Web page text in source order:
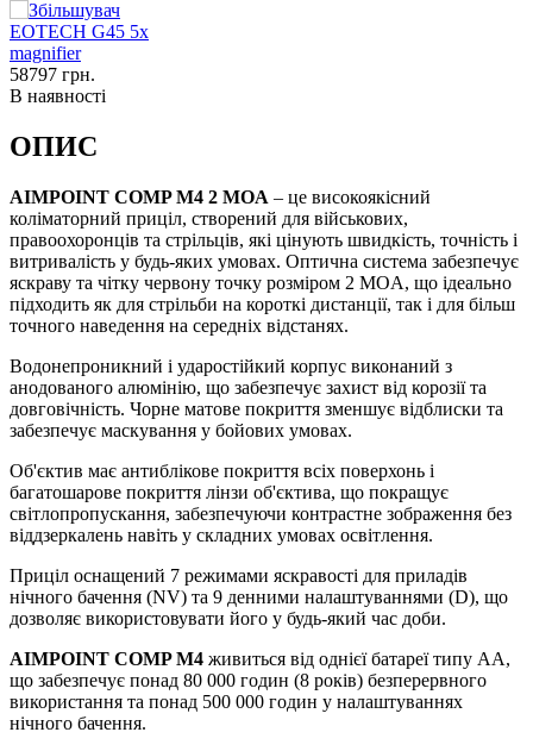
58797 грн.
В наявності
ОПИС
AIMPOINT COMP M4 2 MOA – це високоякісний
коліматорний приціл, створений для військових,
правоохоронців та стрільців, які цінують швидкість, точність і
витривалість у будь-яких умовах. Оптична система забезпечує
яскраву та чітку червону точку розміром 2 MOA, що ідеально
підходить як для стрільби на короткі дистанції, так і для більш
точного наведення на середніх відстанях.
Водонепроникний і ударостійкий корпус виконаний з
анодованого алюмінію, що забезпечує захист від корозії та
довговічність. Чорне матове покриття зменшує відблиски та
забезпечує маскування у бойових умовах.
Об'єктив має антиблікове покриття всіх поверхонь і
багатошарове покриття лінзи об'єктива, що покращує
світлопропускання, забезпечуючи контрастне зображення без
віддзеркалень навіть у складних умовах освітлення.
Приціл оснащений 7 режимами яскравості для приладів
нічного бачення (NV) та 9 денними налаштуваннями (D), що
дозволяє використовувати його у будь-який час доби.
AIMPOINT COMP M4 живиться від однієї батареї типу АА,
що забезпечує понад 80 000 годин (8 років) безперервного
використання та понад 500 000 годин у налаштуваннях
нічного бачення.